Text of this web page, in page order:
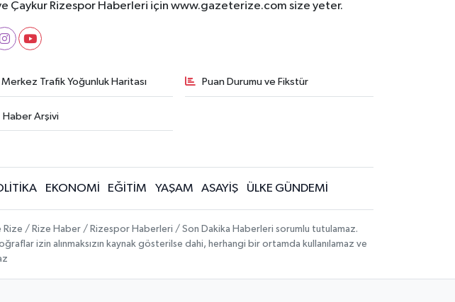
Çaykur Rizespor Haberleri için www.gazeterize.com size yeter.
Merkez Trafik Yoğunluk Haritası Puan Durumu ve Fikstür
Haber Arşivi
EKONOMİ EĞİTİM YAŞAM ASAYİŞ ÜLKE GÜNDEMİ
Rize / Rize Haber / Rizespor Haberleri / Son Dakika Haberleri sorumlu tutulamaz.
izin alınmaksızın kaynak gösterilse dahi, herhangi bir ortamda kullanılamaz ve